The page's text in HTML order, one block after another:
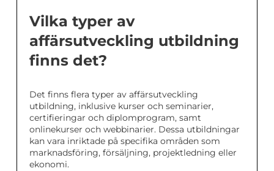
Vilka typer av
affärsutveckling utbildning
finns det?
Det finns flera typer av affärsutveckling
utbildning, inklusive kurser och seminarier,
certifieringar och diplomprogram, samt
onlinekurser och webbinarier. Dessa utbildningar
kan vara inriktade på specifika områden som
marknadsföring, försäljning, projektledning eller
ekonomi.